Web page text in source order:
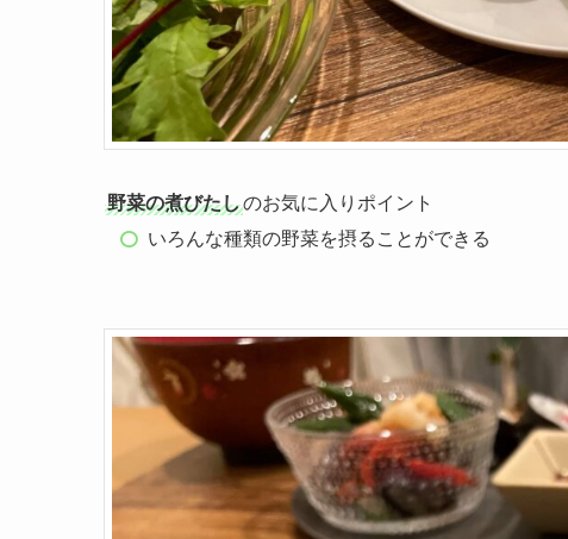
野菜の煮びたしのお気に入りポイント
いろんな種類の野菜を摂ることができる